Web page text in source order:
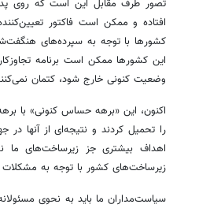
تصور طرف مقابل این است که روی
افتاده و ممکن است فاکتور
کشورها با توجه به سپرده‌های
این کشورها ممکن است برنامه
وضعیت کنونی خارج شود، کتمان
اکنون، این «برهه حساس کنونی» با
را تحمیل کردند و نتیجه‌ای از آنها
اهداف بیشتری جز زیرساخت‌های ما
زیرساخت‎‌های کشور با توجه به مشکلات مالی و تحریم ممکن است‌ بسیار دشوارتر باشد.
سیاست‌مداران ما باید به نحوی مسئولانه